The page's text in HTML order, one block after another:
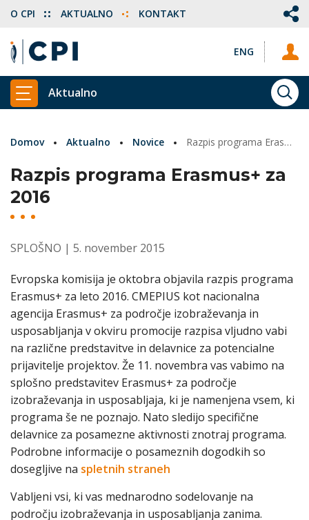
ENG
O CPI AKTUALNO KONTAKT
PRIKAŽI GLAVNI MENI
Aktualno
Domov Aktualno Novice Razpis programa Erasmus+ za 2016
Razpis programa Erasmus+ za
2016
SPLOŠNO | 5. november 2015
Evropska komisija je oktobra objavila razpis programa
Erasmus+ za leto 2016. CMEPIUS kot nacionalna
agencija Erasmus+ za področje izobraževanja in
usposabljanja v okviru promocije razpisa vljudno vabi
na različne predstavitve in delavnice za potencialne
prijavitelje projektov. Že 11. novembra vas vabimo na
splošno predstavitev Erasmus+ za področje
izobraževanja in usposabljaja, ki je namenjena vsem, ki
programa še ne poznajo. Nato sledijo specifične
delavnice za posamezne aktivnosti znotraj programa.
Podrobne informacije o posameznih dogodkih so
dosegljive na spletnih straneh
Vabljeni vsi, ki vas mednarodno sodelovanje na
področju izobraževanja in usposabljanja zanima.